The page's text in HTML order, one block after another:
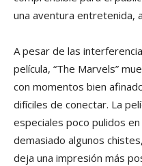
una aventura entretenida,
A pesar de las
película, “The Marvels”
con momentos bien
difíciles de conectar. La
especiales poco pulidos
demasiado algunos
deja una impresión más